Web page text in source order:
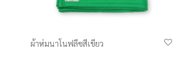
ผ้าห่มนาโนฟลีซสีเขียว